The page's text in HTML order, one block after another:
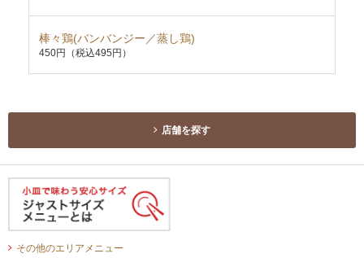
棒々鶏(バンバンジー／蒸し鶏)
450円 （税込495円）
店舗を探す
その他のエリアメニュー